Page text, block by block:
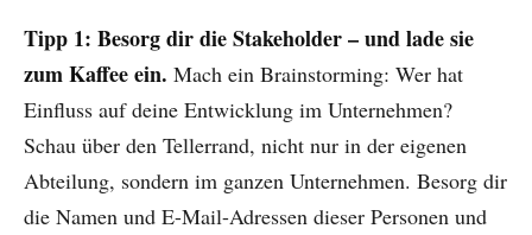
Tipp 1: Besorg dir die Stakeholder – und lade sie
zum Kaffee ein. Mach ein Brainstorming: Wer hat
Einfluss auf deine Entwicklung im Unternehmen?
Schau über den Tellerrand, nicht nur in der eigenen
Abteilung, sondern im ganzen Unternehmen. Besorg dir
die Namen und E-Mail-Adressen dieser Personen und